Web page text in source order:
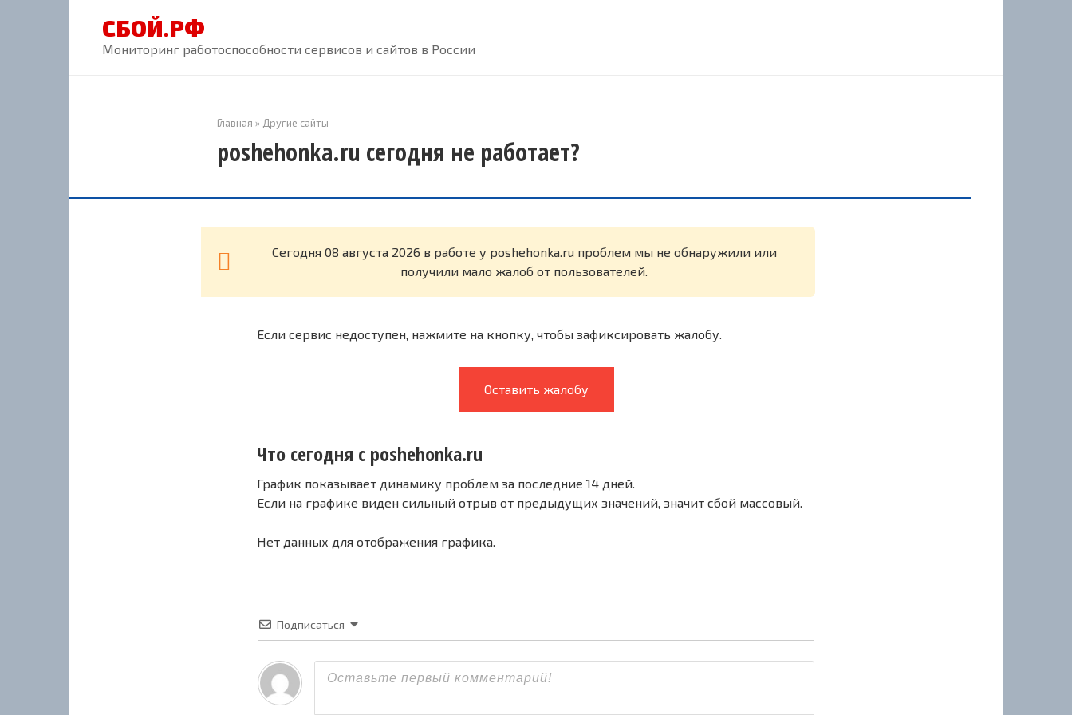
СБОЙ.РФ
Мониторинг работоспособности сервисов и сайтов в России
Главная » Другие сайты
poshehonka.ru сегодня не работает?
Cегодня 08 августа 2026 в работе у poshehonka.ru проблем мы не обнаружили или
получили мало жалоб от пользователей.
Если сервис недоступен, нажмите на кнопку, чтобы зафиксировать жалобу.
Оставить жалобу
Что сегодня с poshehonka.ru
График показывает динамику проблем за последние 14 дней.
Если на графике виден сильный отрыв от предыдущих значений, значит сбой массовый.
Нет данных для отображения графика.
Подписаться